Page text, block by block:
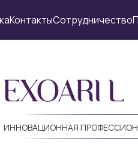
КонтактыСотрудничество
ИННОВАЦИОННАЯ